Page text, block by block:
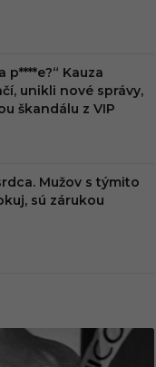
p****e?“ Kauza
unikli nové správy,
škandálu z VIP
Mužov s týmito
sú zárukou